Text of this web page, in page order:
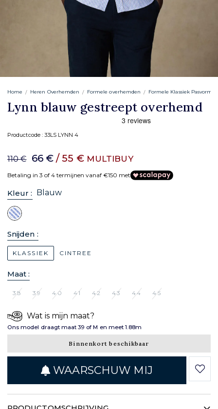
Home Heren Overhemden Formele overhemden Formele Klassiek Pasvorm
Lynn blauw gestreept overhemd
Productcode :33LS LYNN 4
110 € 66 € / 55 € MULTIBUY
Betaling in 3 of 4 termijnen vanaf €150 met
Kleur : Blauw
Snijden :
KLASSIEK CINTREE
Maat :
38 39 40 41 42 43 44 45
Wat is mijn maat?
Ons model draagt maat 39 of M en meet 1.88m
Binnenkort beschikbaar
WAARSCHUW MIJ